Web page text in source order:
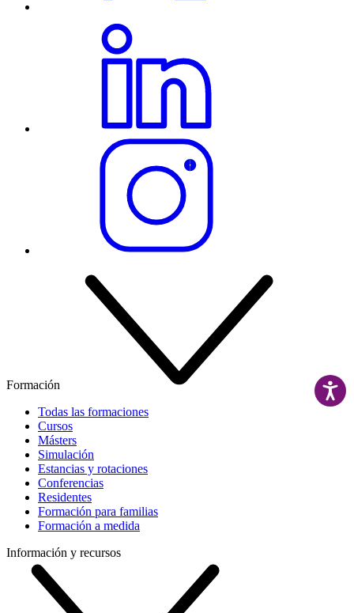
Formación
Todas las formaciones
Cursos
Másters
Simulación
Estancias y rotaciones
Conferencias
Residentes
Formación para familias
Formación a medida
Información y recursos